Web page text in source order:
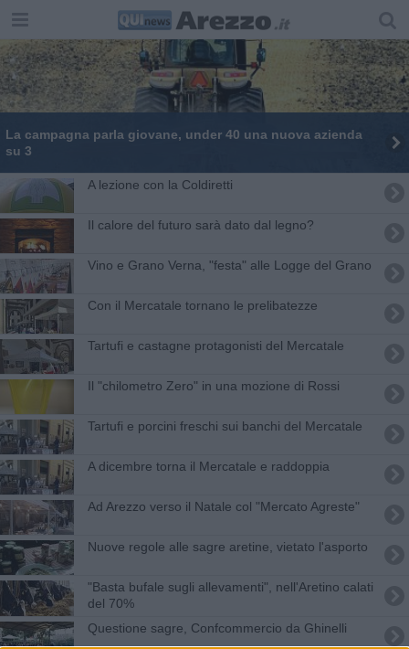
La campagna parla giovane, under 40 una nuova azienda
su 3
A lezione con la Coldiretti
Il calore del futuro sarà dato dal legno?
Vino e Grano Verna, "festa" alle Logge del Grano
Con il Mercatale tornano le prelibatezze
Tartufi e castagne protagonisti del Mercatale
Il "chilometro Zero" in una mozione di Rossi
Tartufi e porcini freschi sui banchi del Mercatale
A dicembre torna il Mercatale e raddoppia
Ad Arezzo verso il Natale col "Mercato Agreste"
Nuove regole alle sagre aretine, vietato l'asporto
"Basta bufale sugli allevamenti", nell'Aretino calati
del 70%
Questione sagre, Confcommercio da Ghinelli